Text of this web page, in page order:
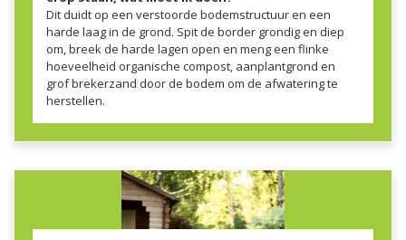
Dit duidt op een verstoorde bodemstructuur en een
harde laag in de grond. Spit de border grondig en diep
om, breek de harde lagen open en meng een flinke
hoeveelheid organische compost, aanplantgrond en
grof brekerzand door de bodem om de afwatering te
herstellen.